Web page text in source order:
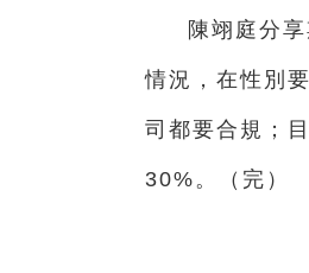
陳翊庭分
情況，在性別
司都要合規；
30%。（完）